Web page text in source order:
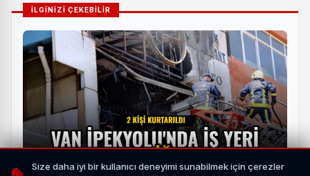
İLGİNİZİ ÇEKEBİLİR
Size daha iyi bir kullanıcı deneyimi sunabilmek için çerezler